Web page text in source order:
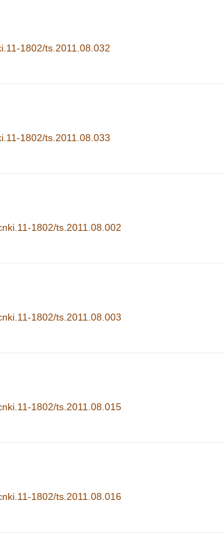
1802/ts.2011.08.032
1802/ts.2011.08.033
1802/ts.2011.08.002
1802/ts.2011.08.003
1802/ts.2011.08.015
1802/ts.2011.08.016